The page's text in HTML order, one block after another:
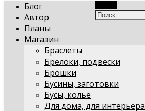
Блог
Автор
Планы
Магазин
Браслеты
Брелоки, подвески
Брошки
Бусины, заготовки
Бусы, колье
Для дома, для интерьера